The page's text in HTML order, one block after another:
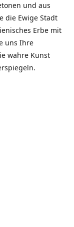
und aus
die Ewige Stadt
Erbe mit
uns Ihre
wahre Kunst